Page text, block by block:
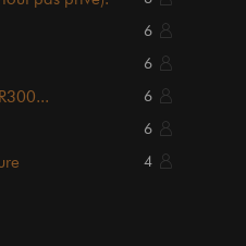
6
6
6
6
4